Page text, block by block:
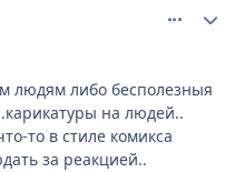
людям либо бесполезныя
на людей..
то в стиле комикса
за реакцией..